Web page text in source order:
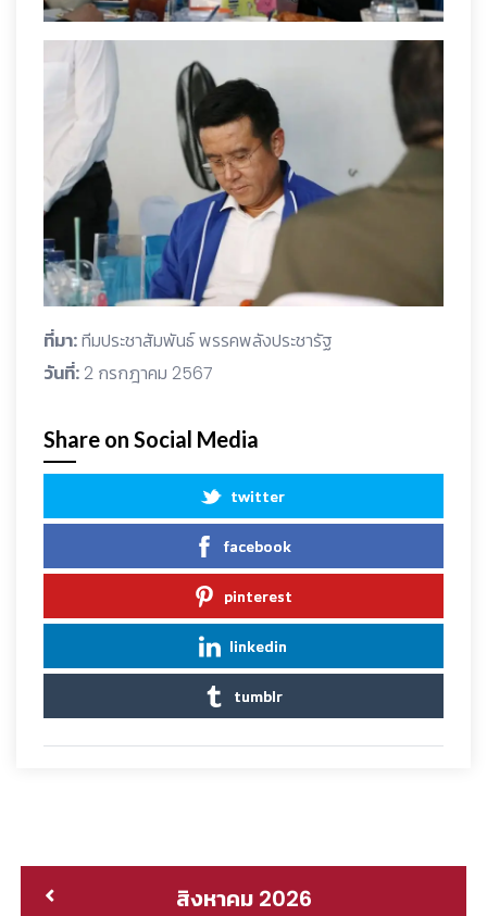
ที่มา:ทีมประชาสัมพันธ์ พรรคพลังประชารัฐ
วันที่: 2 กรกฎาคม 2567
Share on Social Media
twitter
facebook
pinterest
linkedin
tumblr
สิงหาคม 2026